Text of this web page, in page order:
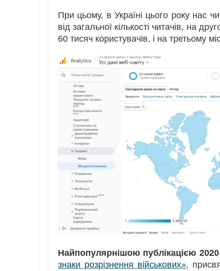
При цьому, в Україні цього року нас
від загальної кількості читачів, на
60 тисяч користувачів, і на третьому
Найпопулярнішою публікацією
знаки розрізнення військових»,